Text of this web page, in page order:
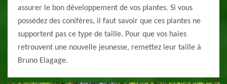
assurer le bon développement de vos plantes. Si vous
possédez des conifères, il faut savoir que ces plantes ne
supportent pas ce type de taille. Pour que vos haies
retrouvent une nouvelle jeunesse, remettez leur taille à
Bruno Elagage.